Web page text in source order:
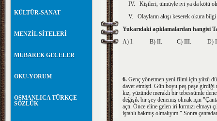
KÜLTÜR-SANAT
MENZİL SİTELERİ
MÜBAREK GECELER
OKU-YORUM
OSMANLICA TÜRKÇE
SÖZLÜK
IV. Kişileri, tümüyle iyi ya da kötü
V. Olayların akışı keserek okura
Yukarıdaki açıklamalardan hangisi
A) I. B) II. C) III. D)
6. Genç yönetmen yeni filmi için yüzü
davet etmişti. Gün boyu peş peşe girdi­ği
kız, yüzünde meraklı bir tebessümle
değişik bir şey denemiş olmak için
açtı. Önce eline gelen iri kır­mızı elmayı
iştahlı bakmış olmalıyım." Sonra